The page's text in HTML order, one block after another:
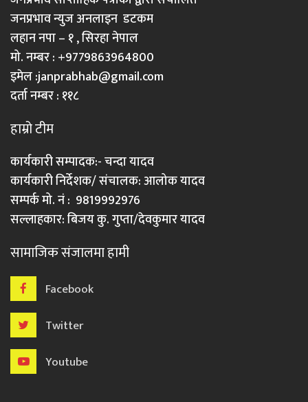
जनप्रभाव न्युज अनलाइन डटकम
लहान नपा – १ , सिरहा नेपाल
मो. नम्बर : +9779863964800
इमेल :janprabhab@gmail.com
दर्ता नम्बर : ११८
हाम्रो टीम
कार्यकारी सम्पादक:- चन्दा यादव
कार्यकारी निर्देशक/ संचालक: आलोक यादव
सम्पर्क मो. नं : 9819992976
सल्लाहकार: बिजय कु. गुप्ता/देवकुमार यादव
सामाजिक संजालमा हामी
Facebook
Twitter
Youtube